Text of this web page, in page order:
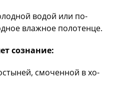
во­дой или по­
влаж­ное по­лотен­це.
сознание:
смо­чен­ной в хо­